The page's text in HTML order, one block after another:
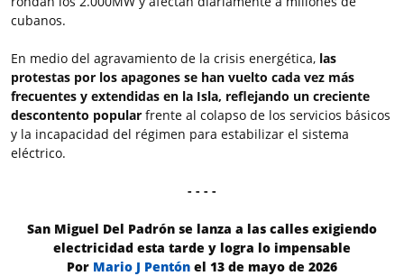
cubanos.
En medio del agravamiento de la crisis energética, las
protestas por los apagones se han vuelto cada vez más
frecuentes y extendidas en la Isla, reflejando un creciente
descontento popular frente al colapso de los servicios básicos
y la incapacidad del régimen para estabilizar el sistema
eléctrico.
- - - -
San Miguel Del Padrón se lanza a las calles exigiendo
electricidad esta tarde y logra lo impensable
Por Mario J Pentón el 13 de mayo de 2026